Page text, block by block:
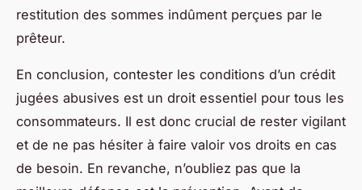
restitution des sommes indûment perçues par le
prêteur.
En conclusion, contester les conditions d’un crédit
jugées abusives est un droit essentiel pour tous les
consommateurs. Il est donc crucial de rester vigilant
et de ne pas hésiter à faire valoir vos droits en cas
de besoin. En revanche, n’oubliez pas que la